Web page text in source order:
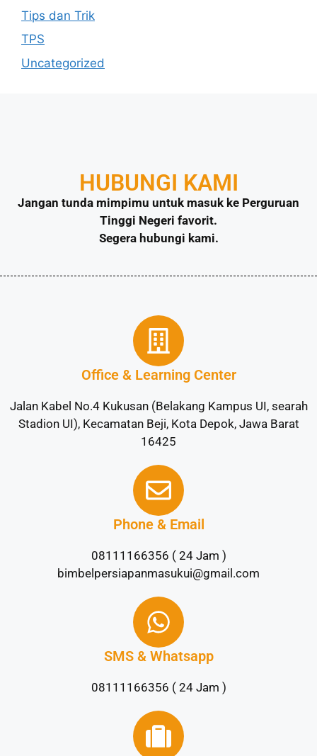
Tips dan Trik
TPS
Uncategorized
HUBUNGI KAMI
Jangan tunda mimpimu untuk masuk ke Perguruan
Tinggi Negeri favorit.
Segera hubungi kami.
Office & Learning Center
Jalan Kabel No.4 Kukusan (Belakang Kampus UI, searah
Stadion UI), Kecamatan Beji, Kota Depok, Jawa Barat
16425
Phone & Email
08111166356 ( 24 Jam )
bimbelpersiapanmasukui@gmail.com
SMS & Whatsapp
08111166356 ( 24 Jam )